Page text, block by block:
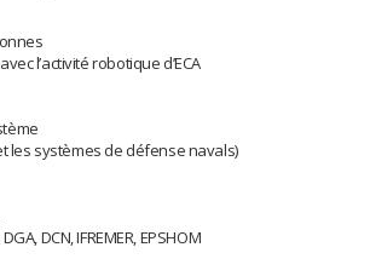
l’activité robotique d’ECA
les systèmes de défense navals)
DCN, IFREMER, EPSHOM